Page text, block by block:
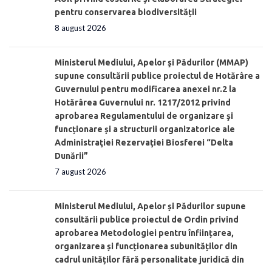
pentru conservarea biodiversității
8 august 2026
Ministerul Mediului, Apelor şi Pădurilor (MMAP)
supune consultării publice proiectul de Hotărâre a
Guvernului pentru modificarea anexei nr.2 la
Hotărârea Guvernului nr. 1217/2012 privind
aprobarea Regulamentului de organizare şi
funcționare și a structurii organizatorice ale
Administraţiei Rezervaţiei Biosferei “Delta
Dunării”
7 august 2026
Ministerul Mediului, Apelor și Pădurilor supune
consultării publice proiectul de Ordin privind
aprobarea Metodologiei pentru înființarea,
organizarea și funcționarea subunităților din
cadrul unităților fără personalitate juridică din